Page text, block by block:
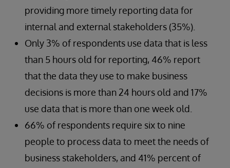
providing more timely reporting data for
internal and external stakeholders (35%).
Only 3% of respondents use data that is less
than 5 hours old for reporting, 46% report
that the data they use to make business
decisions is more than 24 hours old and 17%
use data that is more than one week old.
66% of respondents require six to nine
people to process data to meet the needs of
business stakeholders, and 41% percent of